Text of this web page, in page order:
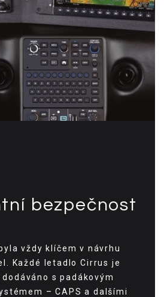
bezpečnost
vždy klíčem v návrhu
Každé letadlo Cirrus je
s padákovým
– CAPS a dalšími